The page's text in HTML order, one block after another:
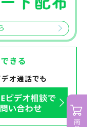
きる
デオ通話でも